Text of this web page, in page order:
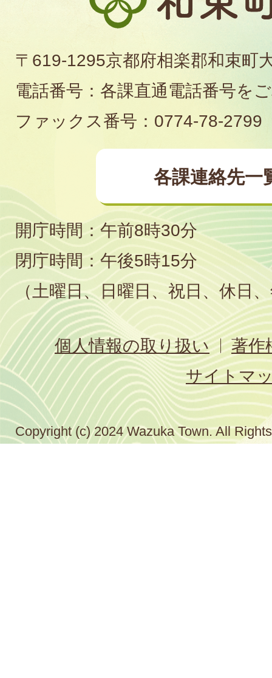
束
役
場
〒619-1295京都府相楽郡和束町
電話番号：各課直通電話番号を
ファックス番号：0774-78-2799
各課連絡先一
開庁時間：午前8時30分
閉庁時間：午後5時15分
（土曜日、日曜日、祝日、休日
個人情報の取り扱い
著作
サイトマ
Copyright (c) 2024 Wazuka Town. All